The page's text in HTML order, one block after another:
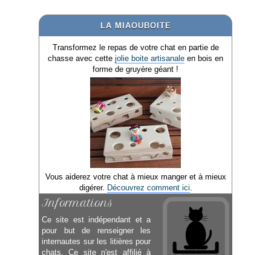
LA MIAOUBOITE
Transformez le repas de votre chat en partie de
chasse avec cette jolie boite artisanale en bois en
forme de gruyère géant !
Vous aiderez votre chat à mieux manger et à mieux
digérer. Découvrez comment ici.
Informations
Ce site est indépendant et a
pour but de renseigner les
internautes sur les litières pour
chats. Ce site n'est affilié à